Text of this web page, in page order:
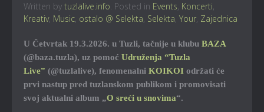
Written by tuzlalive.info. Posted in Events, Koncerti,
Kreativ, Music, ostalo @ Selekta, Selekta, Your, Zajednica
U Četvrtak 19.3.2026. u Tuzli, tačnije u klubu BAZA
(@baza.tuzla), uz pomoć Udruženja “Tuzla
Live” (@tuzlalive), fenomenalni KOIKOI održati će
prvi nastup pred tuzlanskom publikom i promovisati
svoj aktualni album „O sreći u snovima“.